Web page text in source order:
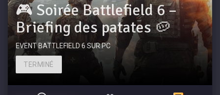
🎮 Soirée Battlefield 6 –
Briefing des patates 🥔
EVENT BATTLEFIELD 6 SUR PC
TERMINÉ